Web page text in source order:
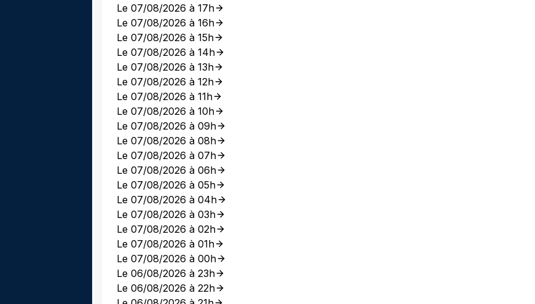
Le 07/08/2026 à 17h
Le 07/08/2026 à 16h
Le 07/08/2026 à 15h
Le 07/08/2026 à 14h
Le 07/08/2026 à 13h
Le 07/08/2026 à 12h
Le 07/08/2026 à 11h
Le 07/08/2026 à 10h
Le 07/08/2026 à 09h
Le 07/08/2026 à 08h
Le 07/08/2026 à 07h
Le 07/08/2026 à 06h
Le 07/08/2026 à 05h
Le 07/08/2026 à 04h
Le 07/08/2026 à 03h
Le 07/08/2026 à 02h
Le 07/08/2026 à 01h
Le 07/08/2026 à 00h
Le 06/08/2026 à 23h
Le 06/08/2026 à 22h